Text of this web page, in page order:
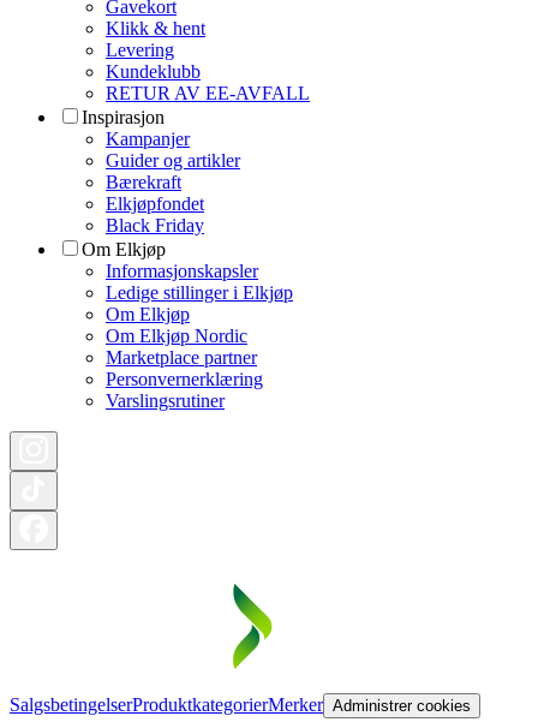
Gavekort
Klikk & hent
Levering
Kundeklubb
RETUR AV EE-AVFALL
Inspirasjon
Kampanjer
Guider og artikler
Bærekraft
Elkjøpfondet
Black Friday
Om Elkjøp
Informasjonskapsler
Ledige stillinger i Elkjøp
Om Elkjøp
Om Elkjøp Nordic
Marketplace partner
Personvernerklæring
Varslingsrutiner
SalgsbetingelserProduktkategorierMerker Administrer cookies